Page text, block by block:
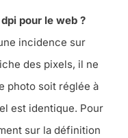
pour le web ?
incidence sur
des pixels, il ne
photo soit réglée à
est identique. Pour
sur la définition